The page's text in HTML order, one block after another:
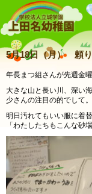
5月18日（月） 頼
年長まつ組さんが先週金
大きな山と長い川、深い
少さんの注目の的でして。
明日汚れてもいい服に着
「わたしたちもこんな砂